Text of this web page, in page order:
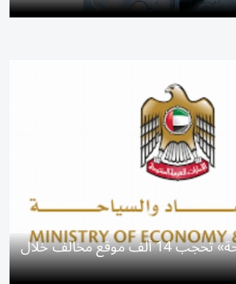
«الاقتصاد والسياحة» تحجب 14 ألف موقع مخالف خلال